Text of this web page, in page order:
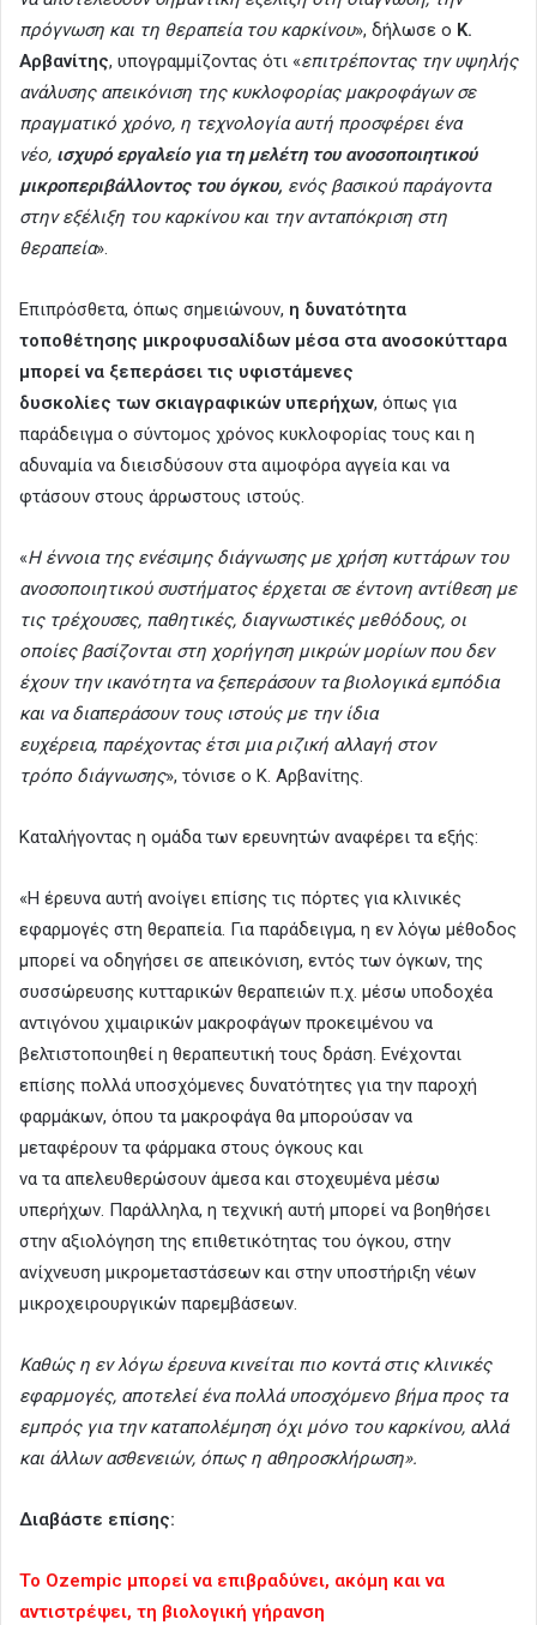
πρόγνωση και τη θεραπεία του καρκίνου», δήλωσε ο Κ.
Αρβανίτης, υπογραμμίζοντας ότι «επιτρέποντας την υψηλής
ανάλυσης απεικόνιση της κυκλοφορίας μακροφάγων σε
πραγματικό χρόνο, η τεχνολογία αυτή προσφέρει ένα
νέο, ισχυρό εργαλείο για τη μελέτη του ανοσοποιητικού
μικροπεριβάλλοντος του όγκου, ενός βασικού παράγοντα
στην εξέλιξη του καρκίνου και την ανταπόκριση στη
θεραπεία».
Επιπρόσθετα, όπως σημειώνουν, η δυνατότητα
τοποθέτησης μικροφυσαλίδων μέσα στα ανοσοκύτταρα
μπορεί να ξεπεράσει τις υφιστάμενες
δυσκολίες των σκιαγραφικών υπερήχων, όπως για
παράδειγμα ο σύντομος χρόνος κυκλοφορίας τους και η
αδυναμία να διεισδύσουν στα αιμοφόρα αγγεία και να
φτάσουν στους άρρωστους ιστούς.
«Η έννοια της ενέσιμης διάγνωσης με χρήση κυττάρων του
ανοσοποιητικού συστήματος έρχεται σε έντονη αντίθεση με
τις τρέχουσες, παθητικές, διαγνωστικές μεθόδους, οι
οποίες βασίζονται στη χορήγηση μικρών μορίων που δεν
έχουν την ικανότητα να ξεπεράσουν τα βιολογικά εμπόδια
και να διαπεράσουν τους ιστούς με την ίδια
ευχέρεια, παρέχοντας έτσι μια ριζική αλλαγή στον
τρόπο διάγνωσης», τόνισε ο Κ. Αρβανίτης.
Καταλήγοντας η ομάδα των ερευνητών αναφέρει τα εξής:
«Η έρευνα αυτή ανοίγει επίσης τις πόρτες για κλινικές
εφαρμογές στη θεραπεία. Για παράδειγμα, η εν λόγω μέθοδος
μπορεί να οδηγήσει σε απεικόνιση, εντός των όγκων, της
συσσώρευσης κυτταρικών θεραπειών π.χ. μέσω υποδοχέα
αντιγόνου χιμαιρικών μακροφάγων προκειμένου να
βελτιστοποιηθεί η θεραπευτική τους δράση. Ενέχονται
επίσης πολλά υποσχόμενες δυνατότητες για την παροχή
φαρμάκων, όπου τα μακροφάγα θα μπορούσαν να
μεταφέρουν τα φάρμακα στους όγκους και
να τα απελευθερώσουν άμεσα και στοχευμένα μέσω
υπερήχων. Παράλληλα, η τεχνική αυτή μπορεί να βοηθήσει
στην αξιολόγηση της επιθετικότητας του όγκου, στην
ανίχνευση μικρομεταστάσεων και στην υποστήριξη νέων
μικροχειρουργικών παρεμβάσεων.
Καθώς η εν λόγω έρευνα κινείται πιο κοντά στις κλινικές
εφαρμογές, αποτελεί ένα πολλά υποσχόμενο βήμα προς τα
εμπρός για την καταπολέμηση όχι μόνο του καρκίνου, αλλά
και άλλων ασθενειών, όπως η αθηροσκλήρωση».
Διαβάστε επίσης:
Το Ozempic μπορεί να επιβραδύνει, ακόμη και να
αντιστρέψει, τη βιολογική γήρανση